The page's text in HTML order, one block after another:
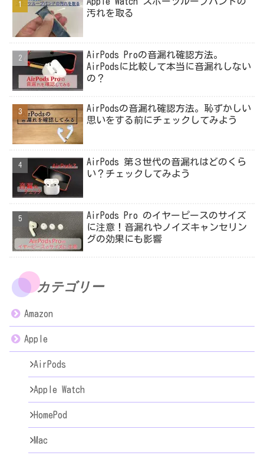
汚れを取る
AirPods Proの音漏れ確認方法。
AirPodsに比較して本当に音漏れしない
の？
AirPodsの音漏れ確認方法。恥ずかしい
思いをする前にチェックしてみよう
AirPods 第３世代の音漏れはどのくら
い？チェックしてみよう
AirPods Pro のイヤーピースのサイズ
に注意！音漏れやノイズキャンセリン
グの効果にも影響
カテゴリー
Amazon
Apple
AirPods
Apple Watch
HomePod
Mac